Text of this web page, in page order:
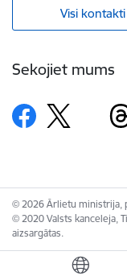
Visi kontakti
Sekojiet mums
© 2026 Ārlietu ministrija,
© 2020 Valsts kanceleja,
aizsargātas.